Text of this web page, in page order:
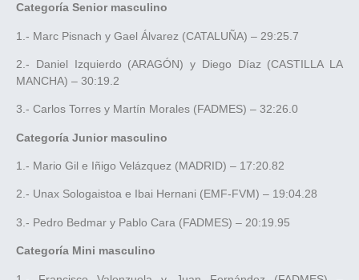
Categoría Senior masculino
1.- Marc Pisnach y Gael Álvarez (CATALUÑA) – 29:25.7
2.- Daniel Izquierdo (ARAGÓN) y Diego Díaz (CASTILLA LA
MANCHA) – 30:19.2
3.- Carlos Torres y Martín Morales (FADMES) – 32:26.0
Categoría Junior masculino
1.- Mario Gil e Iñigo Velázquez (MADRID) – 17:20.82
2.- Unax Sologaistoa e Ibai Hernani (EMF-FVM) – 19:04.28
3.- Pedro Bedmar y Pablo Cara (FADMES) – 20:19.95
Categoría Mini masculino